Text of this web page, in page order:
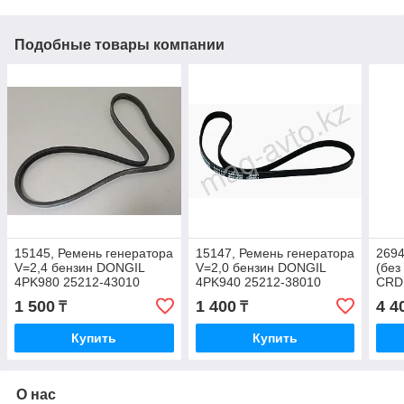
Подобные товары компании
15145, Ремень генератора
V=2,4 бензин DONGIL
4PK980 25212-43010
1 500 ₸
Купить
15147, Ремень генератора
V=2,0 бензин DONGIL
4PK940 25212-38010
1 400₸
Купить
4
О нас